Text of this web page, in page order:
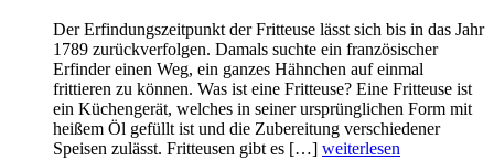
Der Erfindungszeitpunkt der Fritteuse lässt sich bis in das Jahr
1789 zurückverfolgen. Damals suchte ein französischer
Erfinder einen Weg, ein ganzes Hähnchen auf einmal
frittieren zu können. Was ist eine Fritteuse? Eine Fritteuse ist
ein Küchengerät, welches in seiner ursprünglichen Form mit
heißem Öl gefüllt ist und die Zubereitung verschiedener
Speisen zulässt. Fritteusen gibt es […] weiterlesen